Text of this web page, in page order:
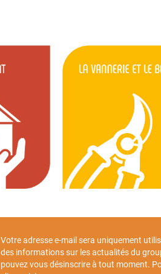
Votre adresse e-mail sera uniquement
des informations sur les actualités du
pouvez vous désinscrire à tout moment.